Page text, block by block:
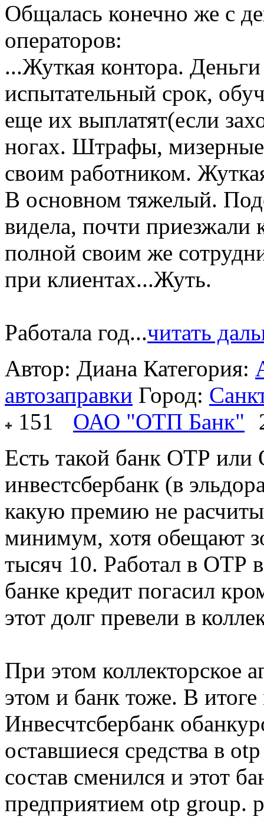
Общалась конечно же с
операторов:
...Жуткая контора.
испытательный срок,
еще их выплатят(если
ногах. Штрафы, мизерные
своим работником.
В основном тяжелый.
видела, почти
полной своим же
при клиентах...Жуть.
Работала год...читать
Автор: Диана Категория:
автозаправки Город:
151
ОАО "ОТП Банк"
Есть такой банк ОТР
инвестсбербанк (в
какую премию не
минимум, хотя обещают
тысяч 10. Работал в ОТР
банке кредит погасил
этот долг превели в
При этом коллекторское
этом и банк тоже. В
Инвесчтсбербанк
оставшиеся средства в
состав сменился и этот
предприятием otp group.